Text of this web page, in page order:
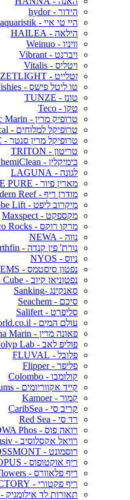
הידור - hydor
היי טי איי - ATI aquaristik
הילאה - HAILEA
וויניו - Weinuo
ויברנט - Vibrant
ויטליס - Vitalis
זטלייט - ZETLIGHT
טו ליטל פישס - Two Little Fishies
טונז - TUNZE
טקו - Teco
טרופיק מרין - Tropic Marin
טרופיקל למלוחים - Tropical
טרופיקל מרין סנטר - TMC
טריטון - TRITON
כימיקלין - ChemiClean
לגונה - LAGUNA
מארין פיור - MARINE PURE
מודרן ריף - Modern Reef
מיקרוב ליפט - Microbe Lift
מקספקט - Maxspect
מרקו רוקס - Marco Rocks
נווה - NEWA
נורת' פין קנדה - Northfin
ניוס - NYOS
נפטון סיסטמס - NEPTUNE SYSTEMS
נפטוניאן קיוב - Neptunian Cube
סאנקינג -Sanking
סיכם - Seachem
סליפרט - Salifert
עולם המים - AquaWorld.co.il
פאונה מרין - Fauna Marin
פוליפ לאב - Polyp Lab
פלובל - FLUVAL
פליפר - Flipper
קולומבו - Colombo
קייד אקווריומים - CADE Aquariums
קמור - Kamoer
קריב סי - CaribSea
רד סי - Red Sea
רואה פוס - ROWA Phos
רויאל אקסלוסיב - Royal Exclusiv
רוסמונט - ROSSMONT
ריף אוקטופוס - REEF OCTOPUS
ריף פלאוורס - Reef Flowers
ריף פקטורי - REEF FACTORY
תאורות לד אילומגיק - Illumagic